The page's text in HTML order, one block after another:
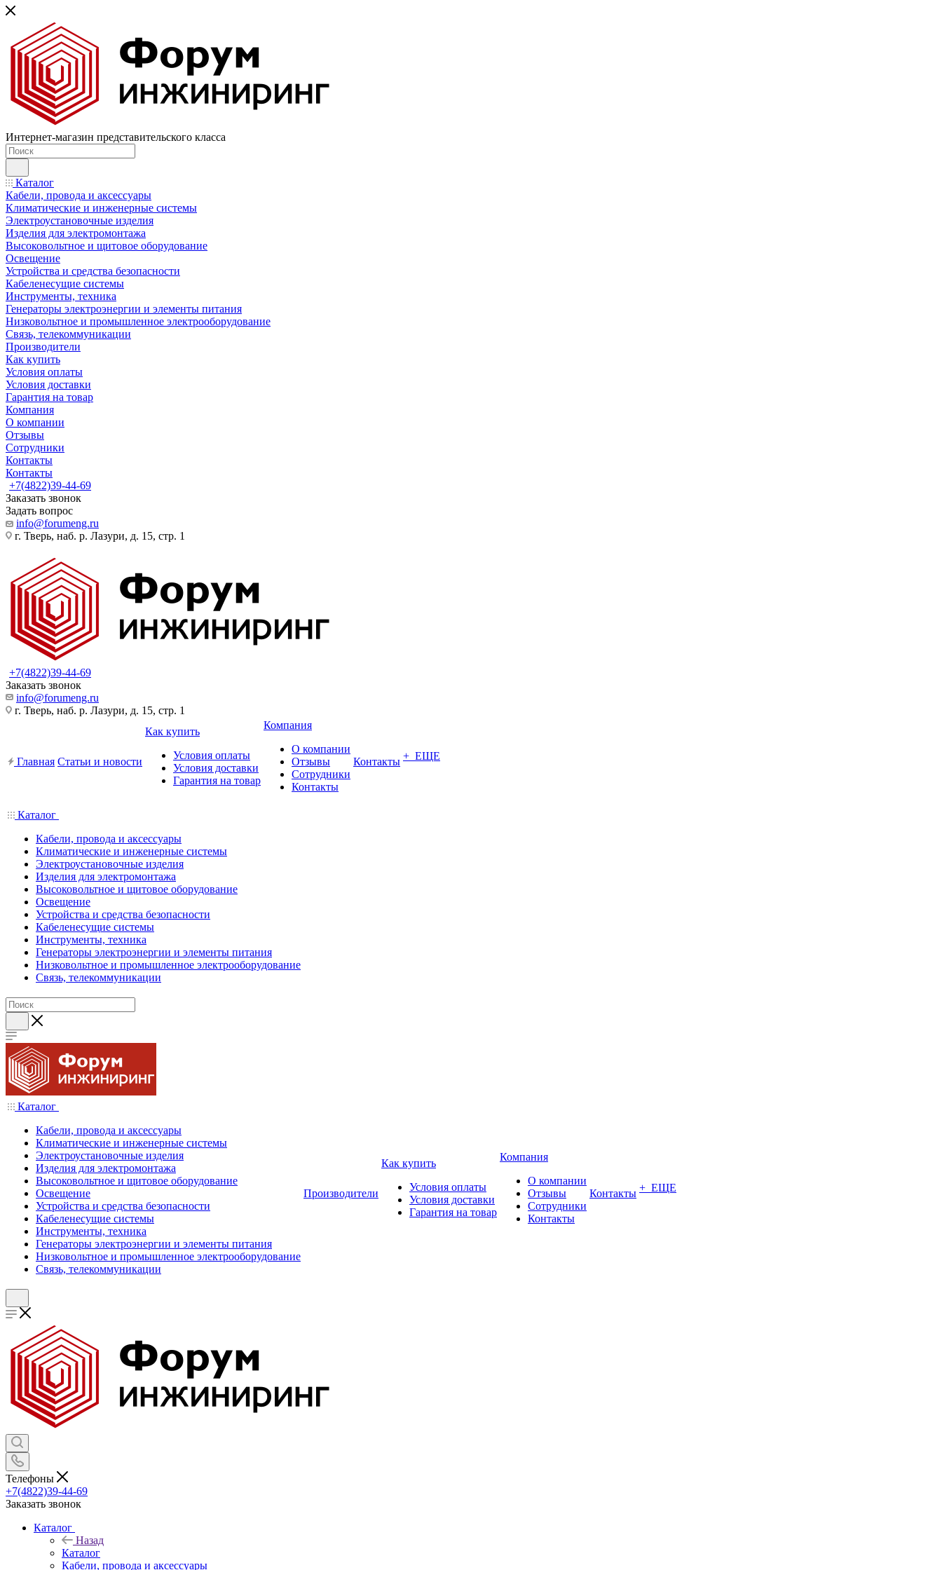
Интернет-магазин представительского класса
Каталог
Кабели, провода и аксессуары
Климатические и инженерные системы
Электроустановочные изделия
Изделия для электромонтажа
Высоковольтное и щитовое оборудование
Освещение
Устройства и средства безопасности
Кабеленесущие системы
Инструменты, техника
Генераторы электроэнергии и элементы питания
Низковольтное и промышленное электрооборудование
Связь, телекоммуникации
Производители
Как купить
Условия оплаты
Условия доставки
Гарантия на товар
Компания
О компании
Отзывы
Сотрудники
Контакты
Контакты
+7(4822)39-44-69
Заказать звонок
Задать вопрос
info@forumeng.ru
г. Тверь, наб. р. Лазури, д. 15, стр. 1
+7(4822)39-44-69
Заказать звонок
info@forumeng.ru
г. Тверь, наб. р. Лазури, д. 15, стр. 1
Главная Статьи и новости
Как купить
Условия оплаты
Условия доставки
Гарантия на товар
Компания
О компании
Отзывы
Сотрудники
Контакты
Контакты + ЕЩЕ
Каталог
Кабели, провода и аксессуары
Климатические и инженерные системы
Электроустановочные изделия
Изделия для электромонтажа
Высоковольтное и щитовое оборудование
Освещение
Устройства и средства безопасности
Кабеленесущие системы
Инструменты, техника
Генераторы электроэнергии и элементы питания
Низковольтное и промышленное электрооборудование
Связь, телекоммуникации
Каталог
Кабели, провода и аксессуары
Климатические и инженерные системы
Электроустановочные изделия
Изделия для электромонтажа
Высоковольтное и щитовое оборудование
Освещение
Устройства и средства безопасности
Кабеленесущие системы
Инструменты, техника
Генераторы электроэнергии и элементы питания
Низковольтное и промышленное электрооборудование
Связь, телекоммуникации
Производители
Как купить
Условия оплаты
Условия доставки
Гарантия на товар
Компания
О компании
Отзывы
Сотрудники
Контакты
Контакты + ЕЩЕ
Телефоны
+7(4822)39-44-69
Заказать звонок
Каталог
Назад
Каталог
Кабели, провода и аксессуары